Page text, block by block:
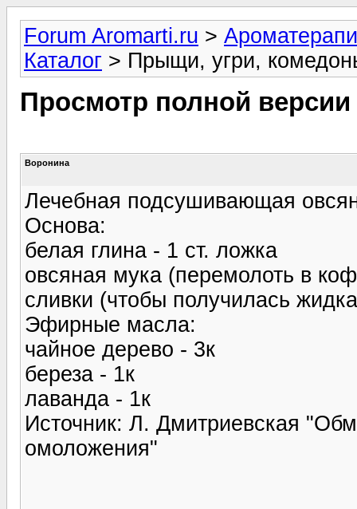
Forum Aromarti.ru >
Каталог > Прыщи, угри,
Просмотр полной
Воронина
Лечебная подсушивающая
Основа:
белая глина - 1 ст. ложка
овсяная мука (перемолоть в
сливки (чтобы получилась
Эфирные масла:
чайное дерево - 3к
береза - 1к
лаванда - 1к
Источник: Л. Дмитриевская
омоложения"